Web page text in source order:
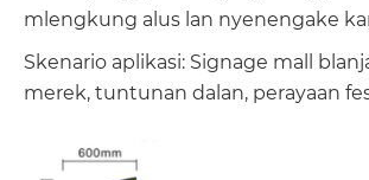
mlengkung alus lan nyenengake
Skenario aplikasi: Signage mall
merek, tuntunan dalan, perayaan